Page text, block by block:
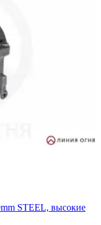
STEEL, высокие